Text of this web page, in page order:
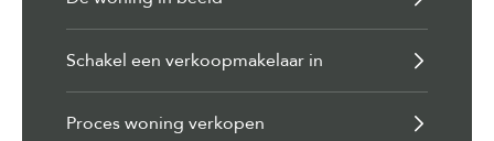
Schakel een verkoopmakelaar in
Proces woning verkopen